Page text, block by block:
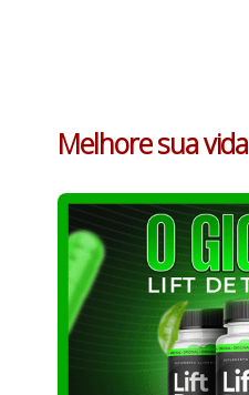
Melhore sua vida